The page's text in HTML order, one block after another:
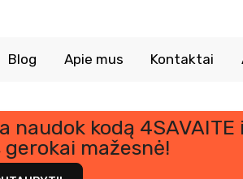
Blog Apie mus Kontaktai
kodą 4SAVAITE
mažesnė!